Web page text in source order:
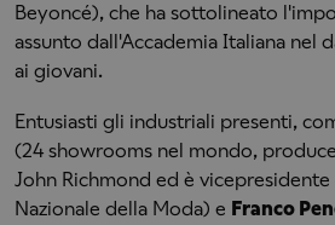
Beyoncé), che ha sottolineato
assunto dall'Accademia Italiana nel
ai giovani.
Entusiasti gli industriali presenti,
(24 showrooms nel mondo,
John Richmond ed è vicepresidente
Nazionale della Moda) e Franco